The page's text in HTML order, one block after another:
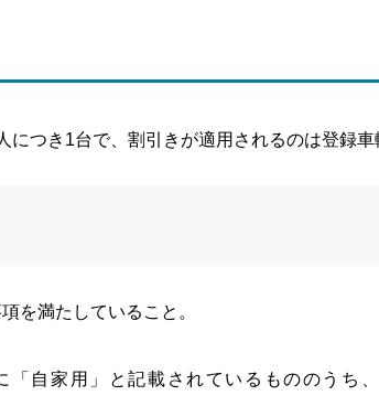
つき1台で、割引きが適用されるのは登録車
を満たしていること。
「自家用」と記載されているもののうち、